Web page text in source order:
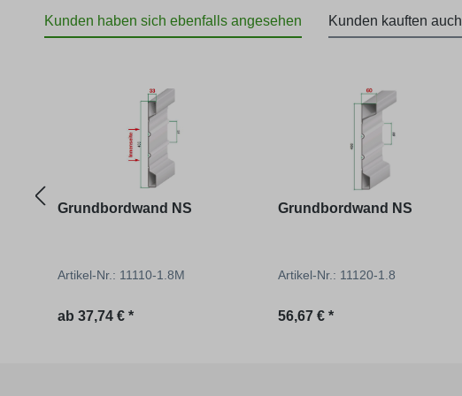
Kunden haben sich ebenfalls angesehen Kunden kauften auch
Grundbordwand NS
Artikel-Nr.: 11110-1.8M
Regulärer Preis:
ab 37,74 € *
Grundbordwand NS
Artikel-Nr.: 11120-1.8
Regulärer Preis:
56,67 € *